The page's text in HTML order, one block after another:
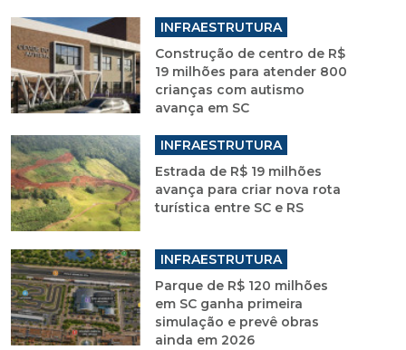
INFRAESTRUTURA
Construção de centro de R$
19 milhões para atender 800
crianças com autismo
avança em SC
INFRAESTRUTURA
Estrada de R$ 19 milhões
avança para criar nova rota
turística entre SC e RS
INFRAESTRUTURA
Parque de R$ 120 milhões
em SC ganha primeira
simulação e prevê obras
ainda em 2026